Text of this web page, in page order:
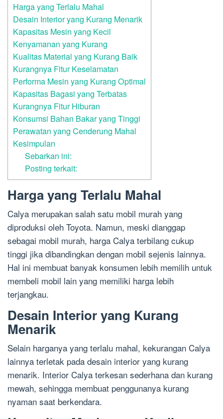
Harga yang Terlalu Mahal
Desain Interior yang Kurang Menarik
Kapasitas Mesin yang Kecil
Kenyamanan yang Kurang
Kualitas Material yang Kurang Baik
Kurangnya Fitur Keselamatan
Performa Mesin yang Kurang Optimal
Kapasitas Bagasi yang Terbatas
Kurangnya Fitur Hiburan
Konsumsi Bahan Bakar yang Tinggi
Perawatan yang Cenderung Mahal
Kesimpulan
Sebarkan ini:
Posting terkait:
Harga yang Terlalu Mahal
Calya merupakan salah satu mobil murah yang
diproduksi oleh Toyota. Namun, meski dianggap
sebagai mobil murah, harga Calya terbilang cukup
tinggi jika dibandingkan dengan mobil sejenis lainnya.
Hal ini membuat banyak konsumen lebih memilih untuk
membeli mobil lain yang memiliki harga lebih
terjangkau.
Desain Interior yang Kurang
Menarik
Selain harganya yang terlalu mahal, kekurangan Calya
lainnya terletak pada desain interior yang kurang
menarik. Interior Calya terkesan sederhana dan kurang
mewah, sehingga membuat penggunanya kurang
nyaman saat berkendara.